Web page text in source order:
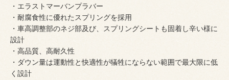
・エラストマーバンプラバー
・耐腐食性に優れたスプリングを採用
・車高調整部のネジ部及び、スプリングシートも固着し辛い様に
設計
・高品質、高耐久性
・ダウン量は運動性と快適性が犠牲にならない範囲で最大限に低
く設計